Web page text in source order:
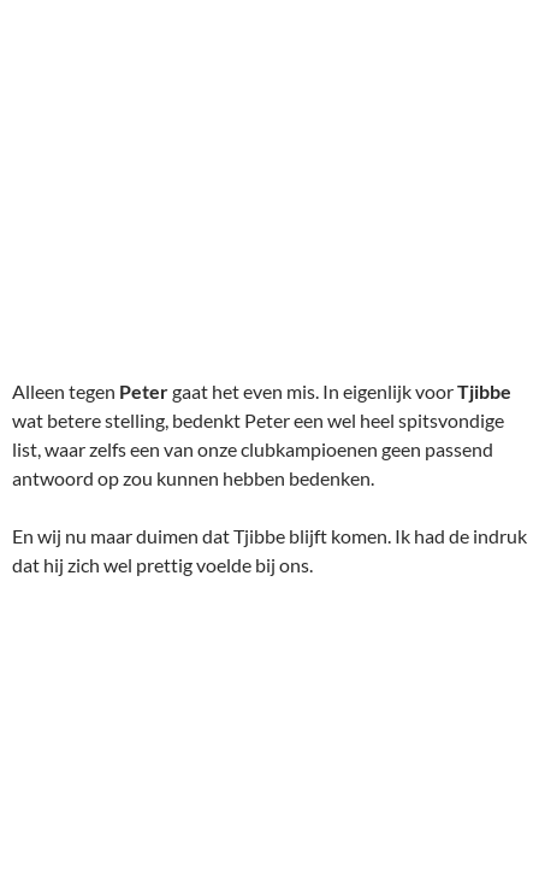
Alleen tegen Petergaat het even mis. In eigenlijk voorTjibbe
wat betere stelling, bedenkt Peter een wel heel spitsvondige
list, waar zelfs een van onze clubkampioenen geen passend
antwoord op zou kunnen hebben bedenken.
En wij nu maar duimen dat Tjibbe blijft komen. Ik had de indruk
dat hij zich wel prettig voelde bij ons.